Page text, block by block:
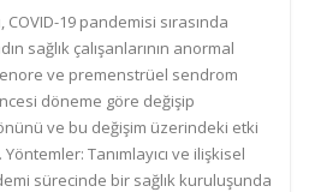
COVID-19 pandemisi sırasında
sağlık çalışanlarının anormal
ve premenstrüel sendrom
döneme göre değişip
ve bu değişim üzerindeki etki
Tanımlayıcı ve ilişkisel
sürecinde bir sağlık kuruluşunda